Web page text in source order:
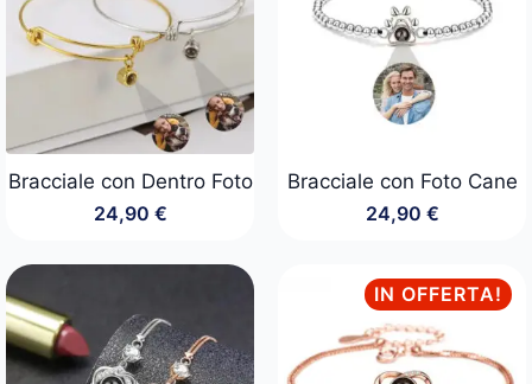
Bracciale con Dentro Foto
24,90 €
Bracciale con Foto Cane
24,90 €
IN OFFERTA!